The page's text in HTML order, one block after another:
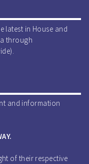
latest in House and
through
and information
of their respective